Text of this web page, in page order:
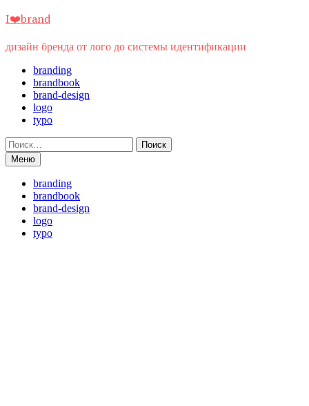
Перейти
содержимому
I❤️brand
дизайн бренда от лого до системы идентификации
branding
brandbook
brand-design
logo
typo
Найти:
Меню
branding
brandbook
brand-design
logo
typo